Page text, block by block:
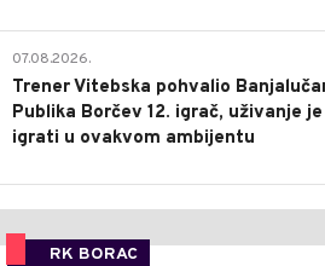
07.08.2026.
Trener Vitebska pohvalio
Publika Borčev 12. igrač, uživanje je
igrati u ovakvom ambijentu
RK BORAC